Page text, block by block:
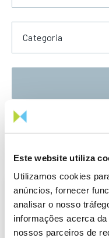
Este website utiliza
Utilizamos cookies
anúncios, fornecer
analisar o nosso
informações acerca
nossos parceiros de
Categoria
Data Crescente
441.79 Kb
Publicação
informação